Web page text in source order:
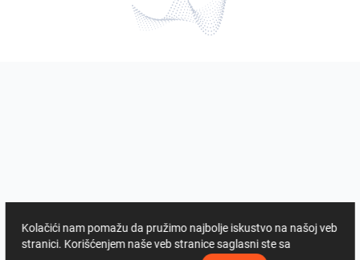
Kolačići nam pomažu da pružimo najbolje iskustvo na našoj veb
stranici. Korišćenjem naše veb stranice saglasni ste sa